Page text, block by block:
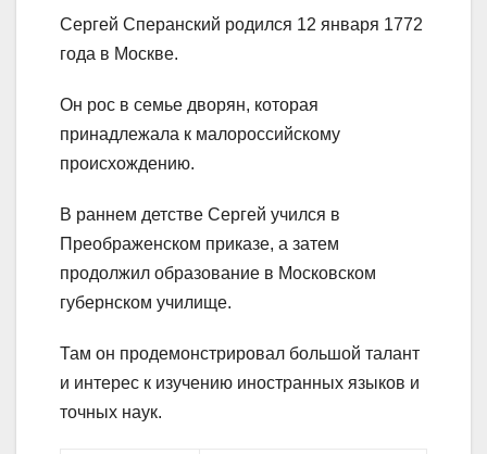
Сергей Сперанский родился 12 января 1772
года в Москве.
Он рос в семье дворян, которая
принадлежала к малороссийскому
происхождению.
В раннем детстве Сергей учился в
Преображенском приказе, а затем
продолжил образование в Московском
губернском училище.
Там он продемонстрировал большой талант
и интерес к изучению иностранных языков и
точных наук.